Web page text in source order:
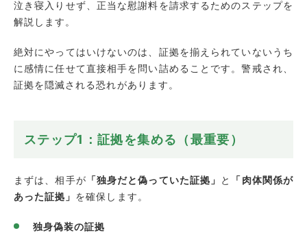
泣き寝入りせず、正当な慰謝料を請求するためのステップを
解説します。
絶対にやってはいけないのは、証拠を揃えられていないうち
に感情に任せて直接相手を問い詰めることです。警戒され、
証拠を隠滅される恐れがあります。
ステップ1：証拠を集める（最重要）
まずは、相手が 「独身だと偽っていた証拠」 と
「肉体関係が
あった証拠」 を確保します。
独身偽装の証拠